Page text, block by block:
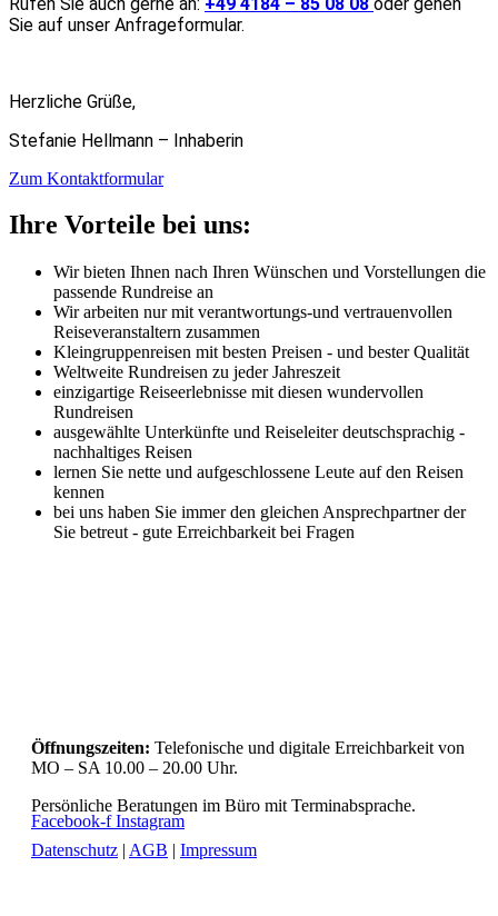
Sie auf unser Anfrageformular.
Herzliche Grüße,
Stefanie Hellmann – Inhaberin
Zum Kontaktformular
Ihre Vorteile bei uns:
Wir bieten Ihnen nach Ihren Wünschen und Vorstellungen die
passende Rundreise an
Wir arbeiten nur mit verantwortungs-und vertrauenvollen
Reiseveranstaltern zusammen
Kleingruppenreisen mit besten Preisen - und bester Qualität
Weltweite Rundreisen zu jeder Jahreszeit
einzigartige Reiseerlebnisse mit diesen wundervollen
Rundreisen
ausgewählte Unterkünfte und Reiseleiter deutschsprachig -
nachhaltiges Reisen
lernen Sie nette und aufgeschlossene Leute auf den Reisen
kennen
bei uns haben Sie immer den gleichen Ansprechpartner der
Sie betreut - gute Erreichbarkeit bei Fragen
Öffnungszeiten: Telefonische und digitale Erreichbarkeit von
MO – SA 10.00 – 20.00 Uhr.
Persönliche Beratungen im Büro mit Terminabsprache.
Facebook-f Instagram
Datenschutz | AGB | Impressum